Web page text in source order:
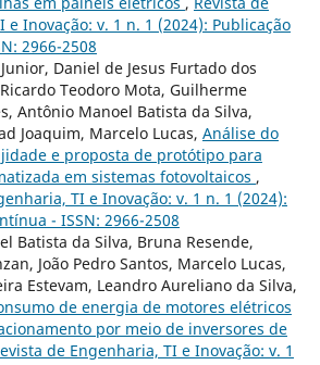
e Inovação: v. 1 n. 1 (2024): Publicação
2966-2508
Daniel de Jesus Furtado dos
Teodoro Mota, Guilherme
Antônio Manoel Batista da Silva,
Joaquim, Marcelo Lucas, Análise do
e proposta de protótipo para
em sistemas fotovoltaicos ,
TI e Inovação: v. 1 n. 1 (2024):
- ISSN: 2966-2508
Batista da Silva, Bruna Resende,
João Pedro Santos, Marcelo Lucas,
Estevam, Leandro Aureliano da Silva,
de energia de motores elétricos
por meio de inversores de
de Engenharia, TI e Inovação: v. 1